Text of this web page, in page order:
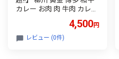
カレー お肉 肉 牛肉 カレー
4,500円
レビュー (0件)